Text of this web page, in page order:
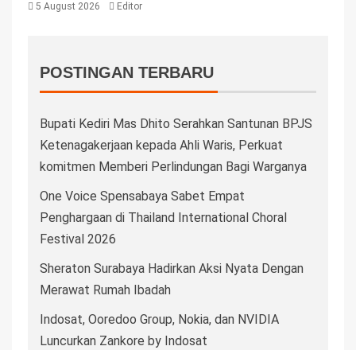
5 August 2026 Editor
POSTINGAN TERBARU
Bupati Kediri Mas Dhito Serahkan Santunan BPJS
Ketenagakerjaan kepada Ahli Waris, Perkuat
komitmen Memberi Perlindungan Bagi Warganya
One Voice Spensabaya Sabet Empat
Penghargaan di Thailand International Choral
Festival 2026
Sheraton Surabaya Hadirkan Aksi Nyata Dengan
Merawat Rumah Ibadah
Indosat, Ooredoo Group, Nokia, dan NVIDIA
Luncurkan Zankore by Indosat